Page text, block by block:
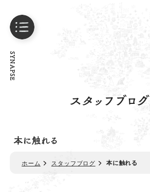
スタッフブログ
本に触れる
ホーム スタッフブログ 本に触れる
SYNAPSE